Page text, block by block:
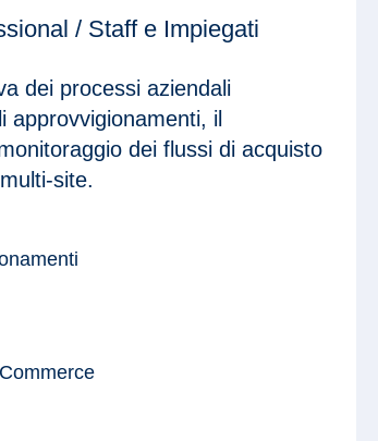
/ Staff e Impiegati
dei processi aziendali
approvvigionamenti, il
dei flussi di acquisto
site.